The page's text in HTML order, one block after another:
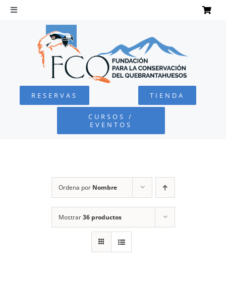
Saltar
Toggle
Navigation
QUEBRANTAHUESOS
FUNDACIÓN
RESERVAS TIENDA
CURSOS /
EVENTOS
Ordena por Nombre
Mostrar36 productos